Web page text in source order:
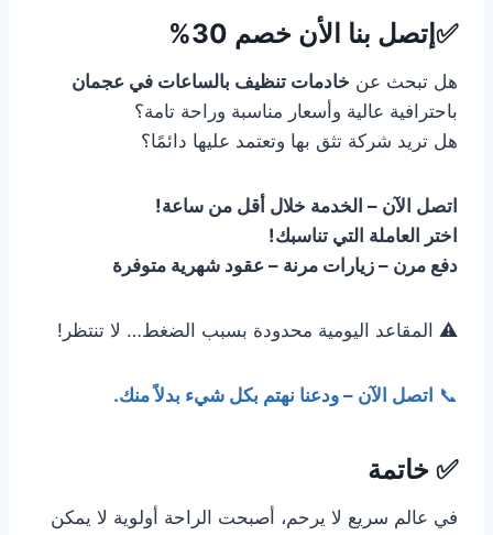
✅إتصل بنا الأن خصم 30%
هل تبحث عن خادمات تنظيف بالساعات في عجمان
باحترافية عالية وأسعار مناسبة وراحة تامة؟
هل تريد شركة تثق بها وتعتمد عليها دائمًا؟
اتصل الآن – الخدمة خلال أقل من ساعة!
اختر العاملة التي تناسبك!
دفع مرن – زيارات مرنة – عقود شهرية متوفرة
⚠ المقاعد اليومية محدودة بسبب الضغط… لا تنتظر!
📞 اتصل الآن – ودعنا نهتم بكل شيء بدلاً منك.
✅ خاتمة
في عالم سريع لا يرحم، أصبحت الراحة أولوية لا يمكن